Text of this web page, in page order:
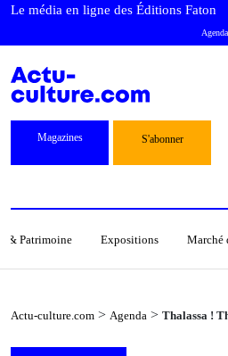
Le média en ligne des Éditions Faton
Agenda
Magazines S'abonner
& Patrimoine Expositions Marché
Actu-culture.com > Agenda > Thalassa !